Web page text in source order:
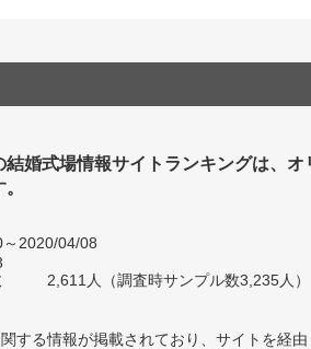
結婚式場情報サイトランキングは、
2020/04/08
2,611人（調査時サンプル数3,235人）
する情報が掲載されており、サイトを経由